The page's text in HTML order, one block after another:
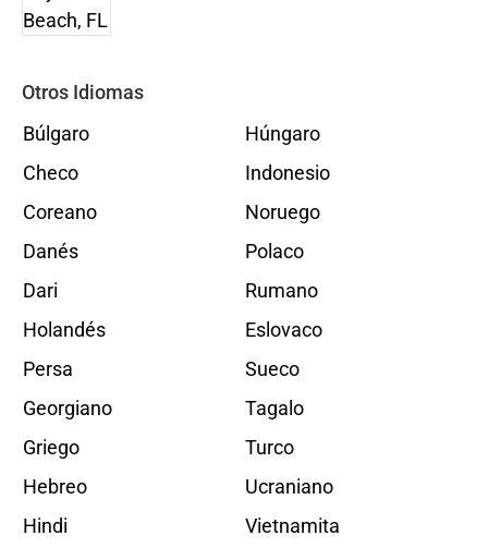
Otros Idiomas
Búlgaro
Checo
Coreano
Danés
Dari
Holandés
Persa
Georgiano
Griego
Hebreo
Hindi
Húngaro
Indonesio
Noruego
Polaco
Rumano
Eslovaco
Sueco
Tagalo
Turco
Ucraniano
Vietnamita